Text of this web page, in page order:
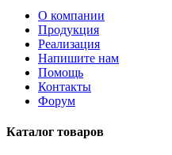
О компании
Продукция
Реализация
Напишите нам
Помощь
Контакты
Форум
Каталог товаров